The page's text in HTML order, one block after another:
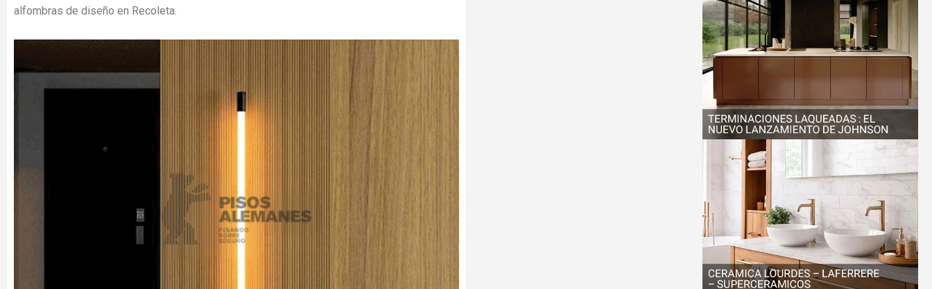
alfombras de diseño en Recoleta.